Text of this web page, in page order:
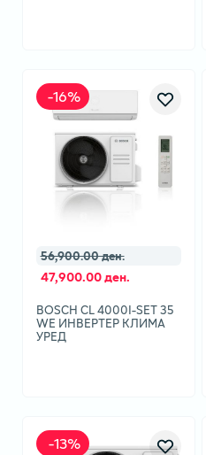
-16%
56,900.00 ден.
47,900.00 ден.
BOSCH CL 4000I-SET 35
WE ИНВЕРТЕР КЛИМА
УРЕД
-13%